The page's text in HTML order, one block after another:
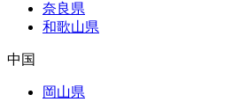
奈良県
和歌山県
中国
岡山県